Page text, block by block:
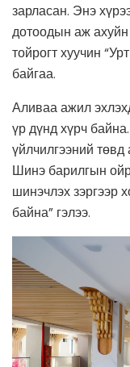
зарласан. Энэ
дотоодын аж
тойрогт хуучин
байгаа.
Аливаа ажил
үр дүнд хүрч
үйлчилгээний
Шинэ барилгын
шинэчлэх зэргээр
байна” гэлээ.